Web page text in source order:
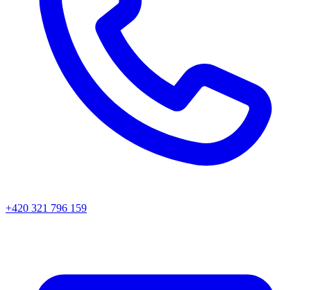
+420 321 796 159